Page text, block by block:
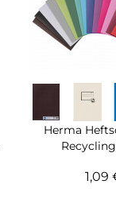
Herma
1,09